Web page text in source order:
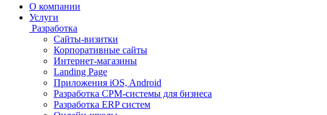
О компании
Услуги
Разработка
Сайты-визитки
Корпоративные сайты
Интернет-магазины
Landing Page
Приложения iOS, Android
Разработка СРМ-системы для бизнеса
Разработка ERP систем